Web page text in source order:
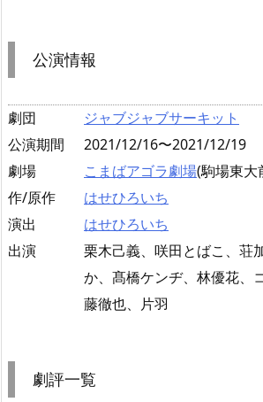
公演情報
劇団
ジャブジャブサーキット
公演期間
2021/12/16〜2021/12/19
劇場
こまばアゴラ劇場(駒場東大
作/原作
はせひろいち
演出
はせひろいち
出演
栗木己義、咲田とばこ、荘
か、髙橋ケンヂ、林優花、
藤徹也、片羽
劇評一覧